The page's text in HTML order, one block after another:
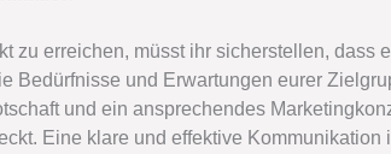
zu erreichen, müsst ihr sicherstellen, dass
Bedürfnisse und Erwartungen eurer
und ein ansprechendes
Eine klare und effektive Kommunikation